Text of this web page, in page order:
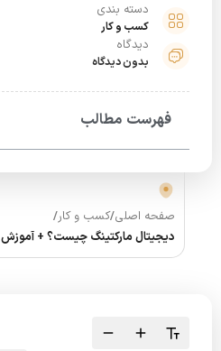
دسته بندی
کسب و کار
دیدگاه
بدون دیدگاه
فهرست مطالب
صفحه اصلی/کسب و کار/
دیجیتال مارکتینگ چیست؟ + آموزش 6 سبک بازاریابی